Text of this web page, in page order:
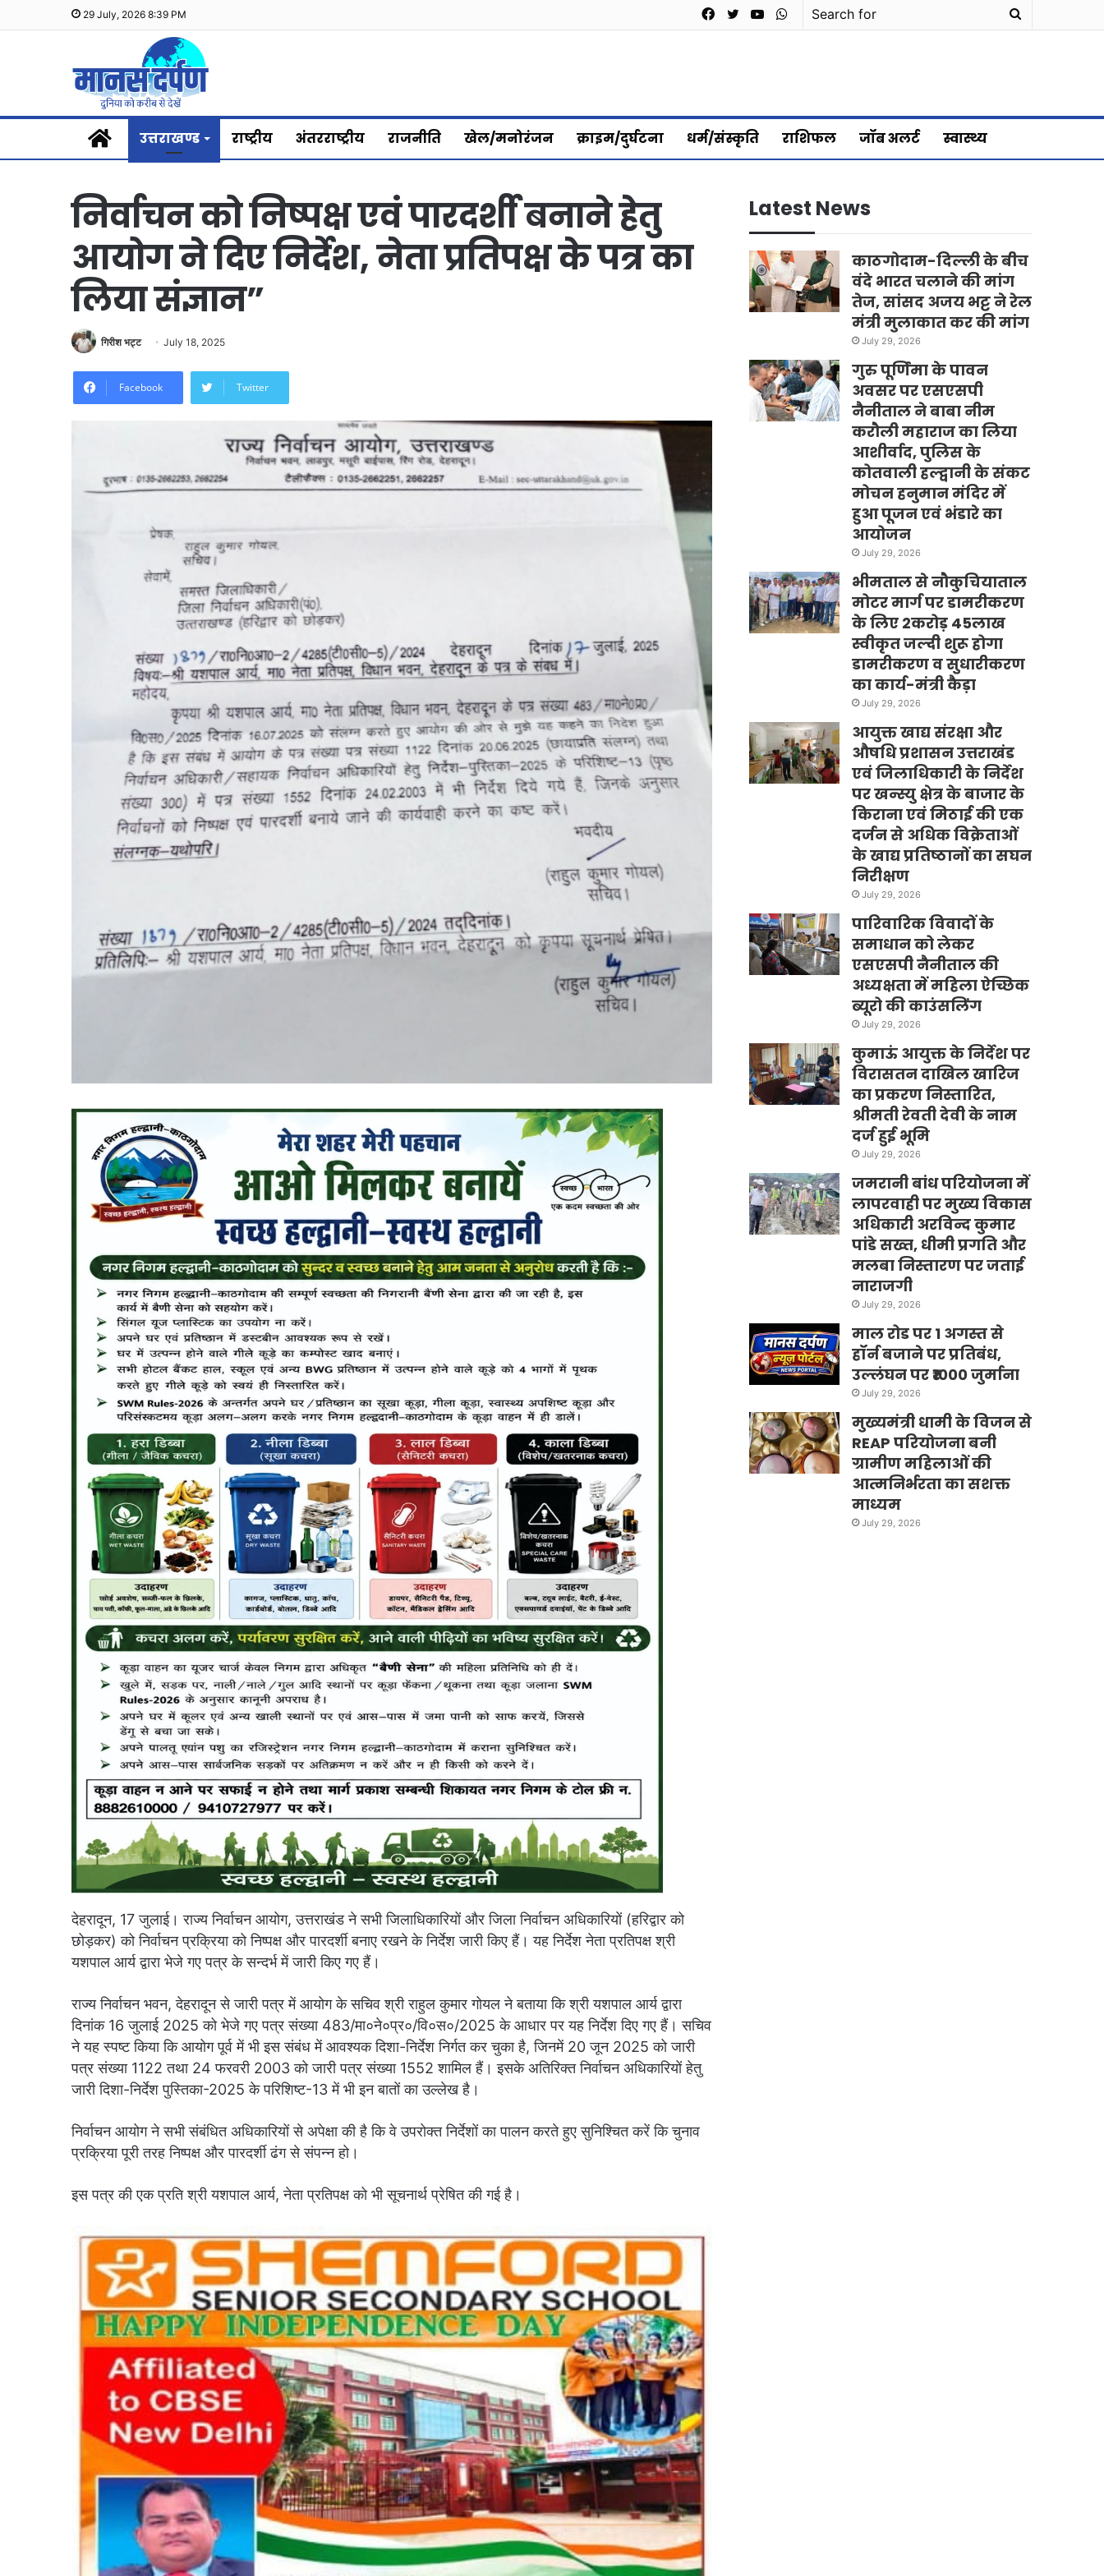
29 July, 2026 8:39 PM
Search
WhatsApp
YouTube
Twitter
Facebook
Homeउत्तराखण्ड राष्ट्रीय अंतरराष्ट्रीय राजनीति खेल/मनोरंजन क्राइम/दुर्घटना धर्म/संस्कृति राशिफल जॉब अलर्ट स्वास्थ्य
निर्वाचन को निष्पक्ष एवं पारदर्शी बनाने हेतु
आयोग ने दिए निर्देश, नेता प्रतिपक्ष के पत्र का
लिया संज्ञान”
गिरीश भट्ट July 18, 2025
Facebook Twitter
देहरादून, 17 जुलाई। राज्य निर्वाचन आयोग, उत्तराखंड ने सभी जिलाधिकारियों और जिला निर्वाचन अधिकारियों (हरिद्वार को
छोड़कर) को निर्वाचन प्रक्रिया को निष्पक्ष और पारदर्शी बनाए रखने के निर्देश जारी किए हैं। यह निर्देश नेता प्रतिपक्ष श्री
यशपाल आर्य द्वारा भेजे गए पत्र के सन्दर्भ में जारी किए गए हैं।
राज्य निर्वाचन भवन, देहरादून से जारी पत्र में आयोग के सचिव श्री राहुल कुमार गोयल ने बताया कि श्री यशपाल आर्य द्वारा
दिनांक 16 जुलाई 2025 को भेजे गए पत्र संख्या 483/मा०ने०प्र०/वि०स०/2025 के आधार पर यह निर्देश दिए गए हैं। सचिव
ने यह स्पष्ट किया कि आयोग पूर्व में भी इस संबंध में आवश्यक दिशा-निर्देश निर्गत कर चुका है, जिनमें 20 जून 2025 को जारी
पत्र संख्या 1122 तथा 24 फरवरी 2003 को जारी पत्र संख्या 1552 शामिल हैं। इसके अतिरिक्त निर्वाचन अधिकारियों हेतु
जारी दिशा-निर्देश पुस्तिका-2025 के परिशिष्ट-13 में भी इन बातों का उल्लेख है।
निर्वाचन आयोग ने सभी संबंधित अधिकारियों से अपेक्षा की है कि वे उपरोक्त निर्देशों का पालन करते हुए सुनिश्चित करें कि चुनाव
प्रक्रिया पूरी तरह निष्पक्ष और पारदर्शी ढंग से संपन्न हो।
इस पत्र की एक प्रति श्री यशपाल आर्य, नेता प्रतिपक्ष को भी सूचनार्थ प्रेषित की गई है।
Latest News
काठगोदाम-दिल्ली के बीच
वंदे भारत चलाने की मांग
तेज, सांसद अजय भट्ट ने रेल
मंत्री मुलाकात कर की मांग
July 29, 2026
गुरु पूर्णिमा के पावन
अवसर पर एसएसपी
नैनीताल ने बाबा नीम
करौली महाराज का लिया
आशीर्वाद, पुलिस के
कोतवाली हल्द्वानी के संकट
मोचन हनुमान मंदिर में
हुआ पूजन एवं भंडारे का
आयोजन
July 29, 2026
भीमताल से नौकुचियाताल
मोटर मार्ग पर डामरीकरण
के लिए 2करोड़ 45लाख
स्वीकृत जल्दी शुरू होगा
डामरीकरण व सुधारीकरण
का कार्य-मंत्री कैड़ा
July 29, 2026
आयुक्त खाद्य संरक्षा और
औषधि प्रशासन उत्तराखंड
एवं जिलाधिकारी के निर्देश
पर खन्स्यु क्षेत्र के बाजार के
किराना एवं मिठाई की एक
दर्जन से अधिक विक्रेताओं
के खाद्य प्रतिष्ठानों का सघन
निरीक्षण
July 29, 2026
पारिवारिक विवादों के
समाधान को लेकर
एसएसपी नैनीताल की
अध्यक्षता में महिला ऐच्छिक
ब्यूरो की काउंसलिंग
July 29, 2026
कुमाऊं आयुक्त के निर्देश पर
विरासतन दाखिल खारिज
का प्रकरण निस्तारित,
श्रीमती रेवती देवी के नाम
दर्ज हुई भूमि
July 29, 2026
जमरानी बांध परियोजना में
लापरवाही पर मुख्य विकास
अधिकारी अरविन्द कुमार
पांडे सख्त, धीमी प्रगति और
मलबा निस्तारण पर जताई
नाराजगी
July 29, 2026
माल रोड पर 1 अगस्त से
हॉर्न बजाने पर प्रतिबंध,
उल्लंघन पर ₹1000 जुर्माना
July 29, 2026
मुख्यमंत्री धामी के विजन से
REAP परियोजना बनी
ग्रामीण महिलाओं की
आत्मनिर्भरता का सशक्त
माध्यम
July 29, 2026